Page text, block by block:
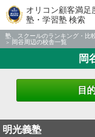
オリコン顧客満足
塾・学習塾 検索
塾、スクールのランキング・比
岡谷周辺の校舎一覧
岡
目
明光義塾